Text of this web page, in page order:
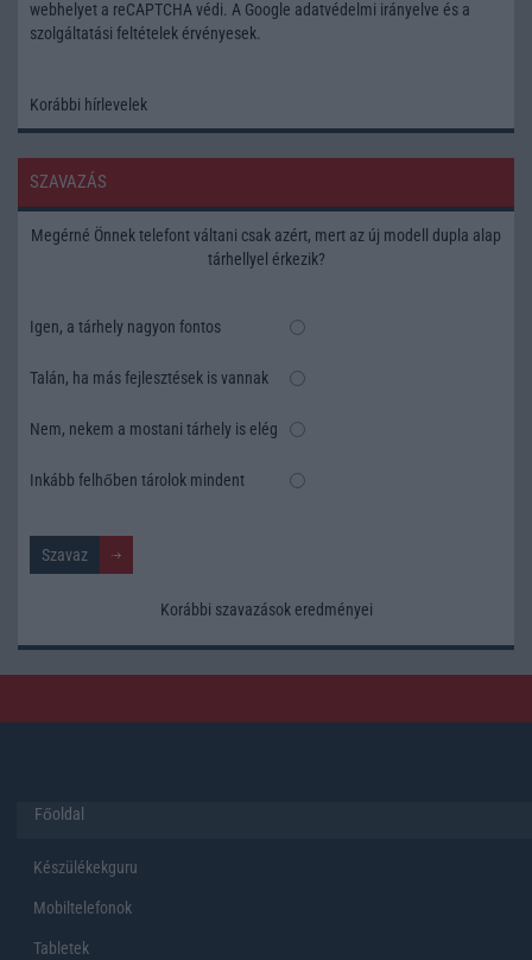
webhelyet a reCAPTCHA védi. A Google adatvédelmi irányelve és a
szolgáltatási feltételek érvényesek.
Korábbi hírlevelek
SZAVAZÁS
Megérné Önnek telefont váltani csak azért, mert az új modell dupla alap
tárhellyel érkezik?
Igen, a tárhely nagyon fontos
Talán, ha más fejlesztések is vannak
Nem, nekem a mostani tárhely is elég
Inkább felhőben tárolok mindent
Korábbi szavazások eredményei
Főoldal
Készülékekguru
Mobiltelefonok
Tabletek